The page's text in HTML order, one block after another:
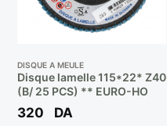
DISQUE A MEULE
Disque lamelle 115*22* Z40
(B/ 25 PCS) ** EURO-HO
320 DA